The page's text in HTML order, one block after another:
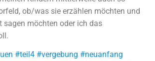
ob/was sie erzählen möchten und
sagen möchten oder ich das
#teil4 #vergebung #neuanfang